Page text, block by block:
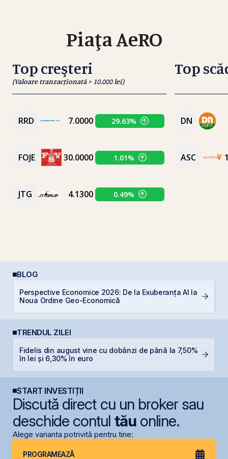
BLOG
Perspective Economice 2026: De la Exuberanța AI la
Noua Ordine Geo-Economică
TRENDUL ZILEI
Fidelis din august vine cu dobânzi de până la 7,50%
în lei și 6,30% în euro
START INVESTIȚII
Discută direct cu un broker sau
deschide contul tăuonline.
Alege varianta potrivită pentru tine:
PROGRAMEAZĂ